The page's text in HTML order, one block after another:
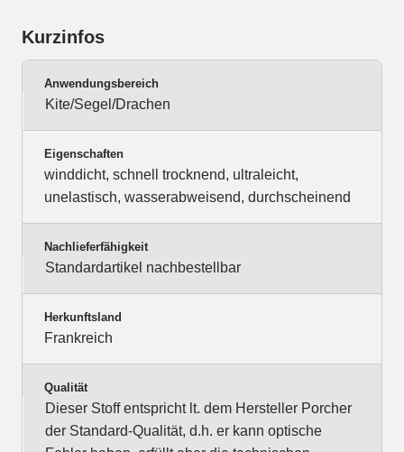
Kurzinfos
Anwendungsbereich
Kite/Segel/Drachen
Eigenschaften
winddicht, schnell trocknend, ultraleicht,
unelastisch, wasserabweisend, durchscheinend
Nachlieferfähigkeit
Standardartikel nachbestellbar
Herkunftsland
Frankreich
Qualität
Dieser Stoff entspricht lt. dem Hersteller Porcher
der Standard-Qualität, d.h. er kann optische